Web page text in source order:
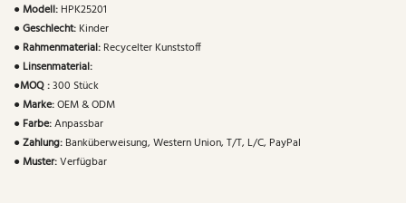
●Modell: HPK25201
●Geschlecht: Kinder
● Rahmenmaterial: Recycelter Kunststoff
● Linsenmaterial:
●MOQ :300 Stück
●Marke:OEM & ODM
● Farbe:Anpassbar
●Zahlung: Banküberweisung, Western Union, T/T, L/C, PayPal
●Muster:Verfügbar